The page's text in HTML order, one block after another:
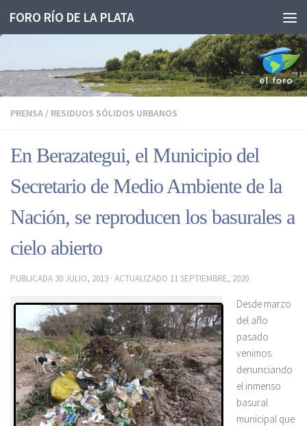
Saltar al contenido
FORO RÍO DE LA PLATA
PRENSA / RESIDUOS SÓLIDOS URBANOS
En Berazategui, el Municipio del
Secretario de Medio Ambiente de la
Nación, se reproducen los basurales a
cielo abierto
PUBLICADA 30 JULIO, 2013 · ACTUALIZADO 11 SEPTIEMBRE, 2020
Desde marzo
del año
pasado
venimos
denunciando
el inmenso
basural
municipal que